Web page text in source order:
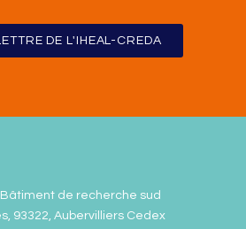
DE L'IHEAL-CREDA
de recherche sud
93322, Aubervilliers Cedex